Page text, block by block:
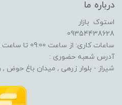
درباره ما
استوک بازار
09354438628
ساعات کاری: از ساعت 09:00 تا ساعت 21:00
آدرس شعبه حضوری :
شیراز - بلوار زرهی , میدان باغ حوض , رو